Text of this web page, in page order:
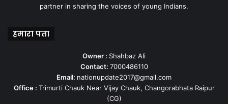
partner in sharing the voices of young Indians.
हमारा पता
Owner : Shahbaz Ali
Contact: 7000486110
Email: nationupdate2017@gmail.com
Office : Trimurti Chauk Near Vijay Chauk, Changorabhata Raipur
(CG)